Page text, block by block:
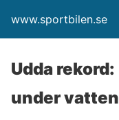
www.sportbilen.se
Udda
under vatten